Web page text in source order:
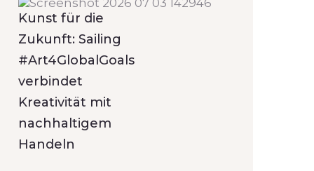
Kunst für die
Zukunft: Sailing
#Art4GlobalGoals
verbindet
Kreativität mit
nachhaltigem
Handeln